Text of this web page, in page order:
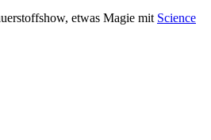
etwas Magie mit Science